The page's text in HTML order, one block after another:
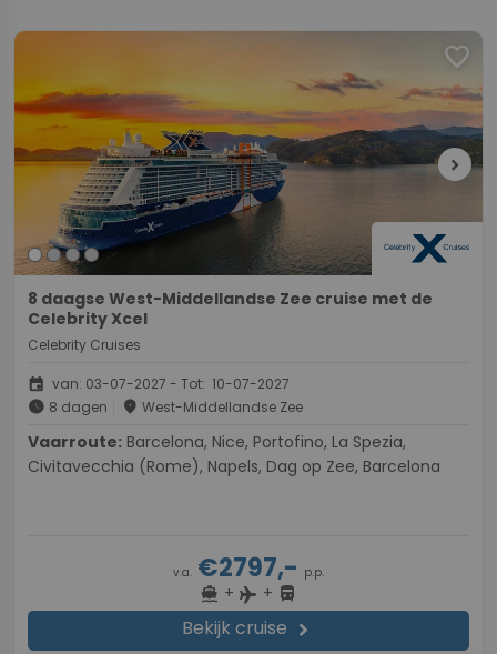
favorite
chevron_right
8 daagse West-Middellandse Zee cruise met de
Celebrity Xcel
Celebrity Cruises
event van: 03-07-2027 - Tot: 10-07-2027
schedule 8 dagen place West-Middellandse Zee
Vaarroute:
Civitavecchia (Rome), Napels, Dag op Zee, Barcelona
v.a. €2797,- p.p.
directions_boat + flight + directions_bus
Bekijk cruise chevron_right